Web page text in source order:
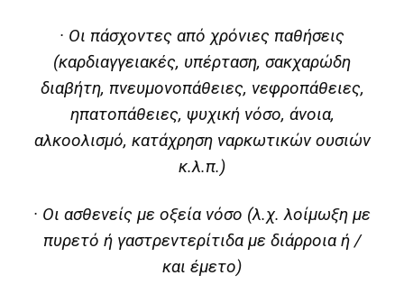
· Οι πάσχοντες από χρόνιες παθήσεις
(καρδιαγγειακές, υπέρταση, σακχαρώδη
διαβήτη, πνευμονοπάθειες, νεφροπάθειες,
ηπατοπάθειες, ψυχική νόσο, άνοια,
αλκοολισμό, κατάχρηση ναρκωτικών ουσιών
κ.λ.π.)
· Οι ασθενείς με οξεία νόσο (λ.χ. λοίμωξη με
πυρετό ή γαστρεντερίτιδα με διάρροια ή /
και έμετο)